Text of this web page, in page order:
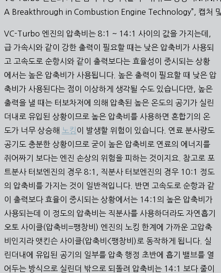
A Breakthrough in Combustion Engine Technology”, 캡처
VC-Turbo 엔진의 압축비는 8:1 ~ 14:1 사이의 값을 가지는데,
급 가속시와 같이 강한 출력이 필요할 때는 낮은 압축비가 사용되
고 고속도로 순항시와 같이 출력보다는 효율성이 중시되는 상황
에서는 높은 압축비가 사용됩니다. 높은 출력이 필요할 때 낮은 압
축비가 사용된다는 점이 이상하게 생각될 수도 있습니다만, 높은
출력을 낼 때는 터보차저에 의해 압축된 높은 온도의 공기가 실린
더내로 유입된 상황이므로 높은 압축비를 사용하면 혼합기의 온
도가 너무 상승해 노킹 이 발생할 위험이 있습니다. 연료 분사량도
공기도 충분한 상황이므로 굳이 높은 압축비로 연료의 에너지를
쥐어짜기 보다는 엔진 손상의 위험을 피하는 것이지요. 참고로 포
트분사 터보엔진의 경우 8:1, 직분사 터보엔진의 경우 10:1 정도
의 압축비를 가지는 것이 일반적입니다. 반면 고속도로 순항과 같
이 출력보다 효율이 중시되는 상황에서는 14:1의 높은 압축비가
사용되는데 이 정도의 압축비는 직분사를 사용하더라도 자연흡기
오토 사이클(압축비=팽창비) 엔진의 노킹 한계에 가까운 고압축
비인지라 앳킨슨 사이클(압축비<팽창비)로 동작하게 됩니다. 실
린더내에 유입된 공기의 일부를 압축 행정 초반에 흡기 밸브를 열
어두는 방식으로 실린더 밖으로 되돌려 압축비는 14:1 보다 줄이